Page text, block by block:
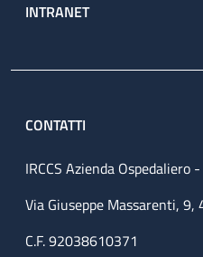
INTRANET
CONTATTI
IRCCS Azienda
Via Giuseppe Massarenti, 9,
C.F. 92038610371